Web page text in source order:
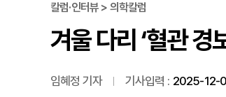
칼럼·인터뷰 > 의학칼럼
겨울 다리 ‘혈관 경
임혜정 기자 기사입력 : 2025-12-